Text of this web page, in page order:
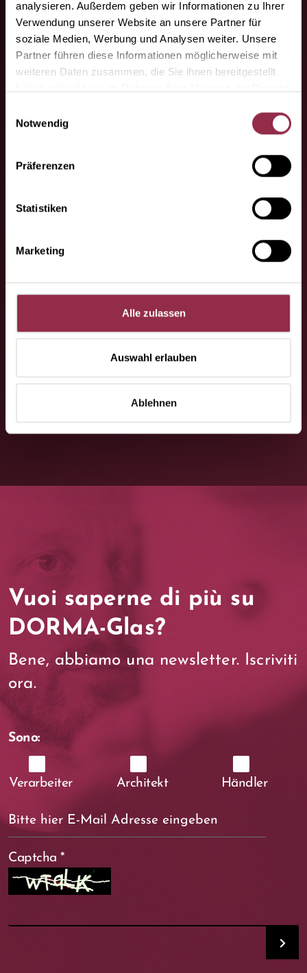
analysieren. Außerdem geben wir Informationen zu Ihrer
Verwendung unserer Website an unsere Partner für
soziale Medien, Werbung und Analysen weiter. Unsere
Partner führen diese Informationen möglicherweise mit
weiteren Daten zusammen, die Sie ihnen bereitgestellt
Notwendig
Präferenzen
Statistiken
Marketing
Alle zulassen
Auswahl erlauben
Ablehnen
I vostri partner
specializzati.
richieste da fare?
Contattateci, saremo lieti di aiutarvi.
Vuoi saperne di più su
DORMA-Glas?
Bene, abbiamo una newsletter. Iscriviti
ora.
Sono:
Verarbeiter Architekt Händler
Captcha *